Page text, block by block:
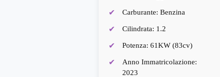
Carburante: Benzina
Cilindrata: 1.2
Potenza: 61KW (83cv)
Anno Immatricolazione:
2023